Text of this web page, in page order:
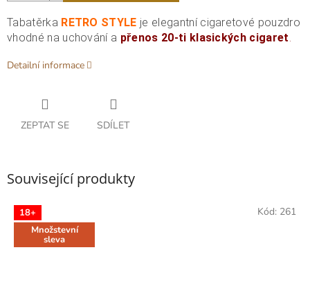
Tabatěrka RETRO STYLE je elegantní cigaretové pouzdro
vhodné na uchování a přenos 20-ti klasických cigaret.
Detailní informace
ZEPTAT SE SDÍLET
Související produkty
18+
Množstevní
sleva
Kód: 261